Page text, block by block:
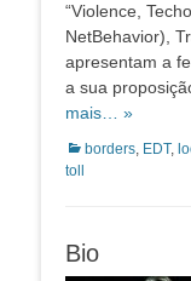
“Violence,
NetBehavior),
apresentam a
a sua
mais… »
Categorias:
borders, EDT,
toll
Bio